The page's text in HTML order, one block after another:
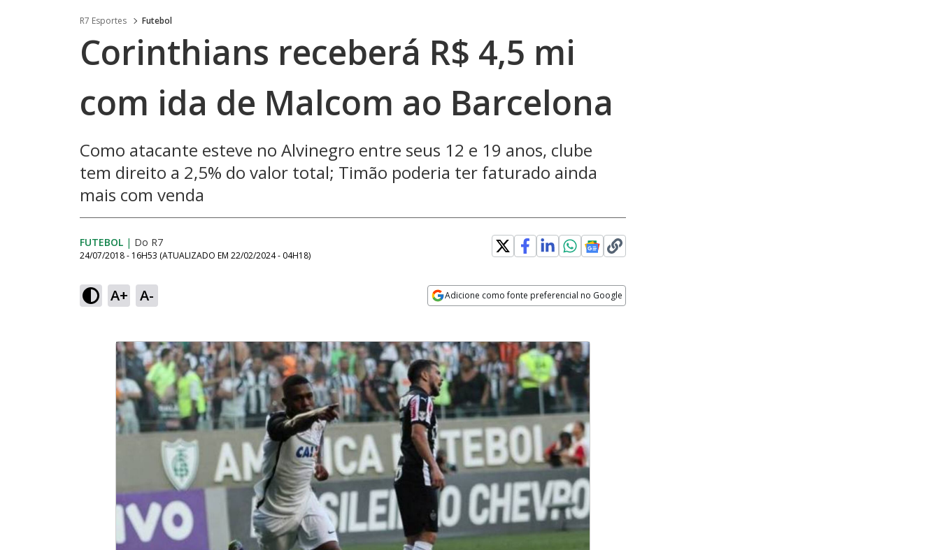
R7 Esportes Futebol
Corinthians receberá R$ 4,5 mi
com ida de Malcom ao Barcelona
Como atacante esteve no Alvinegro entre seus 12 e 19 anos, clube
tem direito a 2,5% do valor total; Timão poderia ter faturado ainda
mais com venda
FUTEBOL | Do R7
24/07/2018 - 16H53 (ATUALIZADO EM 22/02/2024 - 04H18)
A+ A- Adicione como fonte preferencial no Google